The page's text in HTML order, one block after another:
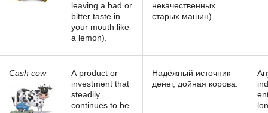
leaving a bad or
bitter taste in
your mouth like
a lemon).
некачественных
старых машин).
Cash cow
А product or
investment that
steadily
continues to be
Надёжный источник
денег, дойная корова.